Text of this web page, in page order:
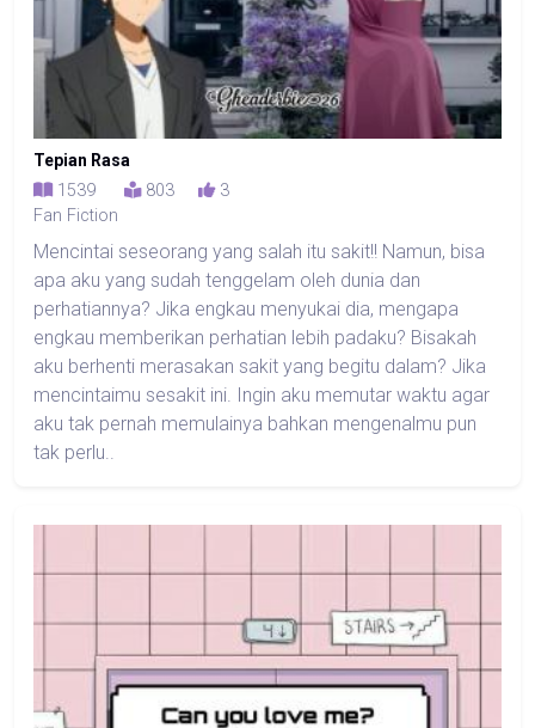
Tepian Rasa
1539 803
3
Fan Fiction
Mencintai seseorang yang salah itu sakit!! Namun, bisa
apa aku yang sudah tenggelam oleh dunia dan
perhatiannya? Jika engkau menyukai dia, mengapa
engkau memberikan perhatian lebih padaku? Bisakah
aku berhenti merasakan sakit yang begitu dalam? Jika
mencintaimu sesakit ini. Ingin aku memutar waktu agar
aku tak pernah memulainya bahkan mengenalmu pun
tak perlu..